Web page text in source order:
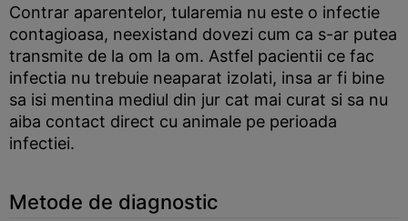
Contrar aparentelor, tularemia nu este o infectie
contagioasa, neexistand dovezi cum ca s-ar putea
transmite de la om la om. Astfel pacientii ce fac
infectia nu trebuie neaparat izolati, insa ar fi bine
sa isi mentina mediul din jur cat mai curat si sa nu
aiba contact direct cu animale pe perioada
infectiei.
Metode de diagnostic